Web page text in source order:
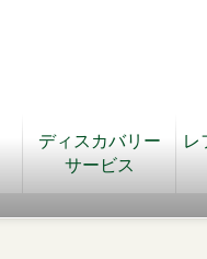
ディスカバリー
サービス
レ